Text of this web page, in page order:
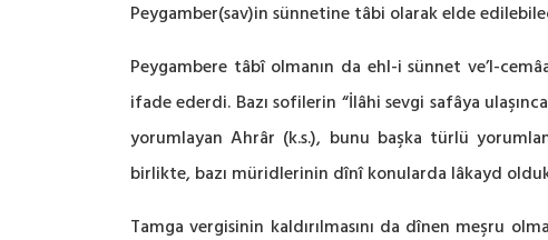
Peygamber(sav)in sünnetine tâbi olarak elde
Peygambere tâbî olmanın da ehl-i sünnet ve’l-
ifade ederdi. Bazı sofilerin “İlâhi sevgi safâya
yorumlayan Ahrâr (k.s.), bunu başka türlü
birlikte, bazı müridlerinin dînî konularda lâkayd
Tamga vergisinin kaldırılmasını da dînen meşru